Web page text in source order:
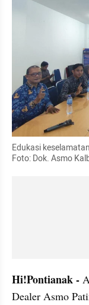
Edukasi
Foto: Dok. Asmo
Hi!Pontianak -
Dealer Asmo